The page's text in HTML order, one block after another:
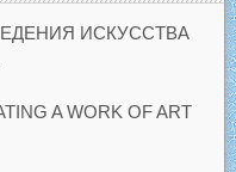
ИСКУССТВА
A WORK OF ART